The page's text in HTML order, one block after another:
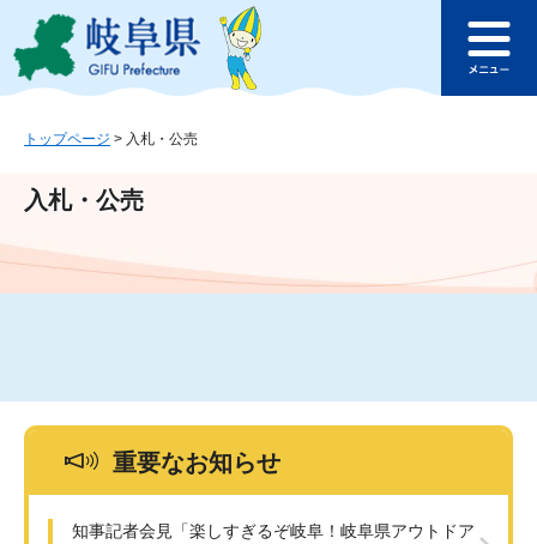
ジ
ュ
文
このページの本文へ
ュ
トップページ > 入札・公売
入札・公売
重要なお知らせ
知事記者会見「楽しすぎるぞ岐阜！岐阜県アウトドア